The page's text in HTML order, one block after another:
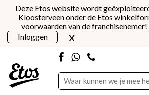
Deze Etos website wordt
Kloosterveen onder de Etos
voorwaarden van de franchisenemer!
Inloggen
x